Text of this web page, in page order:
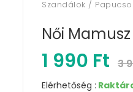
Szandálok /
Női
1 990 Ft 3
Elérhetőség :